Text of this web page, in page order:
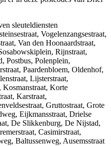
sleuteldiensten
Vogelenzangsestraat,
Van den Hoonaardstraat,
Rijnstraat,
Postbus, Polenplein,
Paardenbloem, Oldenhof,
Lijsterstraat,
Kosmanstraat, Korte
Karstraat,
Gruttostraat, Grote
Eijkmansstraat, Drielse
De Slikkenburg, De Nijstad,
Casimirstraat,
Baltussenweg, Ausemsstraat